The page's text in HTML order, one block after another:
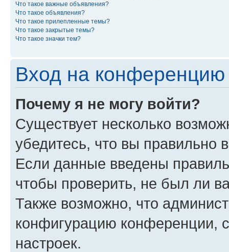
Что такое важные объявления?
Что такое объявления?
Что такое прилепленные темы?
Что такое закрытые темы?
Что такое значки тем?
Вход на конференцию
Почему я не могу войти?
Существует несколько
убедитесь, что вы правильно
Если данные введены
чтобы проверить, не был ли
Также возможно, что
конфигурацию конференции,
настроек.